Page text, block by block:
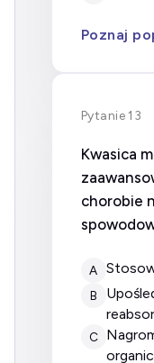
Poznaj
Pytanie 13
Kwasica
chorobie
A
B
upośledzeniem cewkowej
C
nagromadzenia kwasów